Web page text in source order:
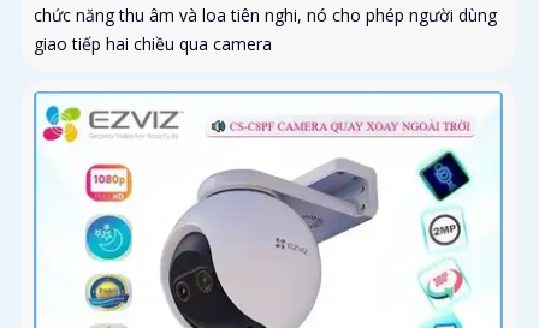
chức năng thu âm và loa tiên nghi, nó cho phép người dùng
giao tiếp hai chiều qua camera